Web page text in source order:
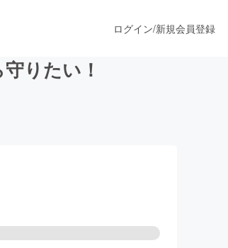
ログイン/新規会員登録
りたい！